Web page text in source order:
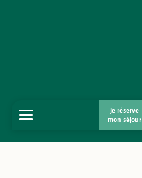
Je réserve
mon séjour